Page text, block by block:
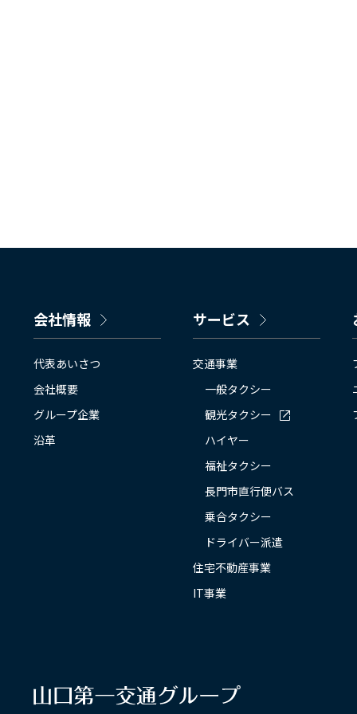
会社情報
代表あいさつ
会社概要
グループ企業
沿革
サービス
交通事業
一般タクシー
観光タクシー
ハイヤー
福祉タクシー
長門市直行便バス
乗合タクシー
ドライバー派遣
住宅不動産事業
IT事業